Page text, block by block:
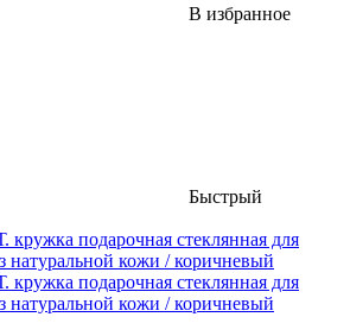
В избранное
Быстрый